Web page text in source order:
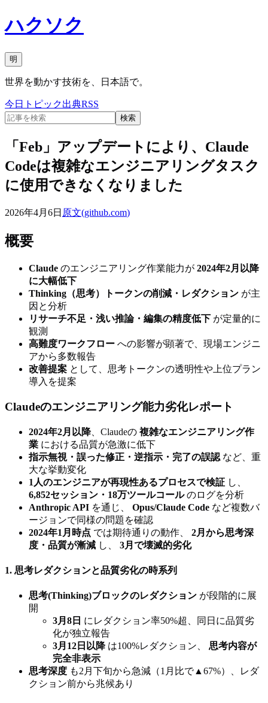
ハクソク
明
世界を動かす技術を、日本語で。
今日 トピック出典RSS
検索
「Feb」アップデートにより、Claude
Codeは複雑なエンジニアリングタスク
に使用できなくなりました
2026年4月6日 原文(github.com)
概要
Claude のエンジニアリング作業能力が 2024年2月以降
に大幅低下
Thinking（思考）トークンの削減・レダクション が主
因と分析
リサーチ不足・浅い推論・編集の精度低下 が定量的に
観測
高難度ワークフロー への影響が顕著で、現場エンジニ
アから多数報告
改善提案 として、思考トークンの透明性や上位プラン
導入を提案
Claudeのエンジニアリング能力劣化レポート
2024年2月以降、Claudeの 複雑なエンジニアリング作
業 における品質が急激に低下
指示無視・誤った修正・逆指示・完了の誤認 など、重
大な挙動変化
1人のエンジニアが再現性あるプロセスで検証 し、
6,852セッション・18万ツールコールのログを分析
Anthropic API を通じ、 Opus/Claude Code など複数バ
ージョンで同様の問題を確認
2024年1月時点 では期待通りの動作、 2月から思考深
度・品質が漸減 し、 3月で壊滅的劣化
1. 思考レダクションと品質劣化の時系列
思考(Thinking)ブロックのレダクション が段階的に展
開
3月8日 にレダクション率50%超、同日に品質劣
化が独立報告
3月12日以降は100%レダクション、 思考内容が
完全非表示
思考深度 も2月下旬から急減（1月比で▲67%）、レダ
クション前から兆候あり